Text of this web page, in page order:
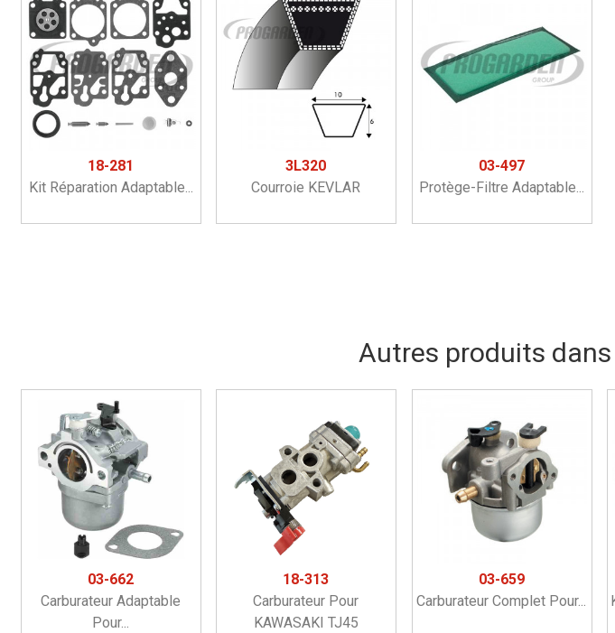
18-281
Kit Réparation Adaptable...
3L320
Courroie KEVLAR
03-497
Protège-Filtre Adaptable...
Autres produits
03-662
Carburateur Adaptable
Pour...
18-313
Carburateur Pour
KAWASAKI TJ45
03-659
Carburateur Complet Pour...